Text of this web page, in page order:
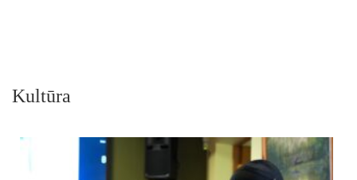
Kultūra